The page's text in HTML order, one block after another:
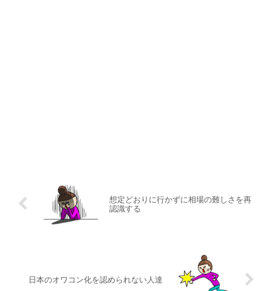
想定どおりに行かずに相場の難しさを再
認識する
日本のオワコン化を認められない人達